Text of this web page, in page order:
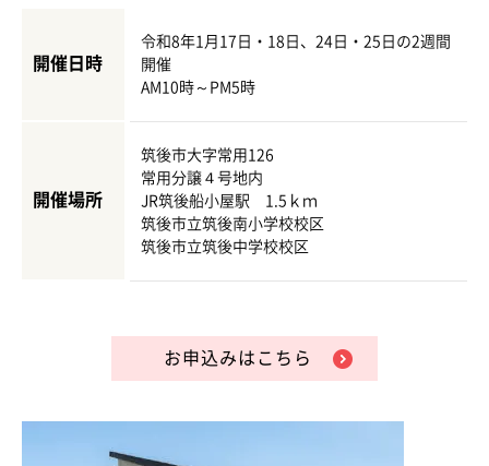
開催日時
令和8年1月17日・18日、24日・25日の2週間
開催
AM10時～PM5時
開催場所
筑後市大字常用126
常用分譲４号地内
JR筑後船小屋駅 1.5ｋｍ
筑後市立筑後南小学校校区
筑後市立筑後中学校校区
お申込みはこちら